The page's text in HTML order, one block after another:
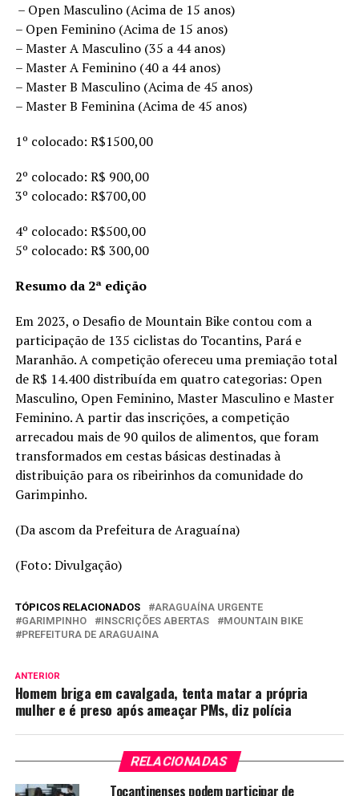
– Open Masculino (Acima de 15 anos)
– Open Feminino (Acima de 15 anos)
– Master A Masculino (35 a 44 anos)
– Master A Feminino (40 a 44 anos)
– Master B Masculino (Acima de 45 anos)
– Master B Feminina (Acima de 45 anos)
1º colocado: R$1500,00
2º colocado: R$ 900,00
3º colocado: R$700,00
4º colocado: R$500,00
5º colocado: R$ 300,00
Resumo da 2ª edição
Em 2023, o Desafio de Mountain Bike contou com a
participação de 135 ciclistas do Tocantins, Pará e
Maranhão. A competição ofereceu uma premiação total
de R$ 14.400 distribuída em quatro categorias: Open
Masculino, Open Feminino, Master Masculino e Master
Feminino. A partir das inscrições, a competição
arrecadou mais de 90 quilos de alimentos, que foram
transformados em cestas básicas destinadas à
distribuição para os ribeirinhos da comunidade do
Garimpinho.
(Da ascom da Prefeitura de Araguaína)
(Foto: Divulgação)
TÓPICOS RELACIONADOS
ARAGUAÍNA URGENTE
GARIMPINHO
INSCRIÇÕES ABERTAS
MOUNTAIN BIKE
PREFEITURA DE ARAGUAINA
ANTERIOR
Homem briga em cavalgada, tenta matar a própria
mulher e é preso após ameaçar PMs, diz polícia
RELACIONADAS
Tocantinenses podem participar de